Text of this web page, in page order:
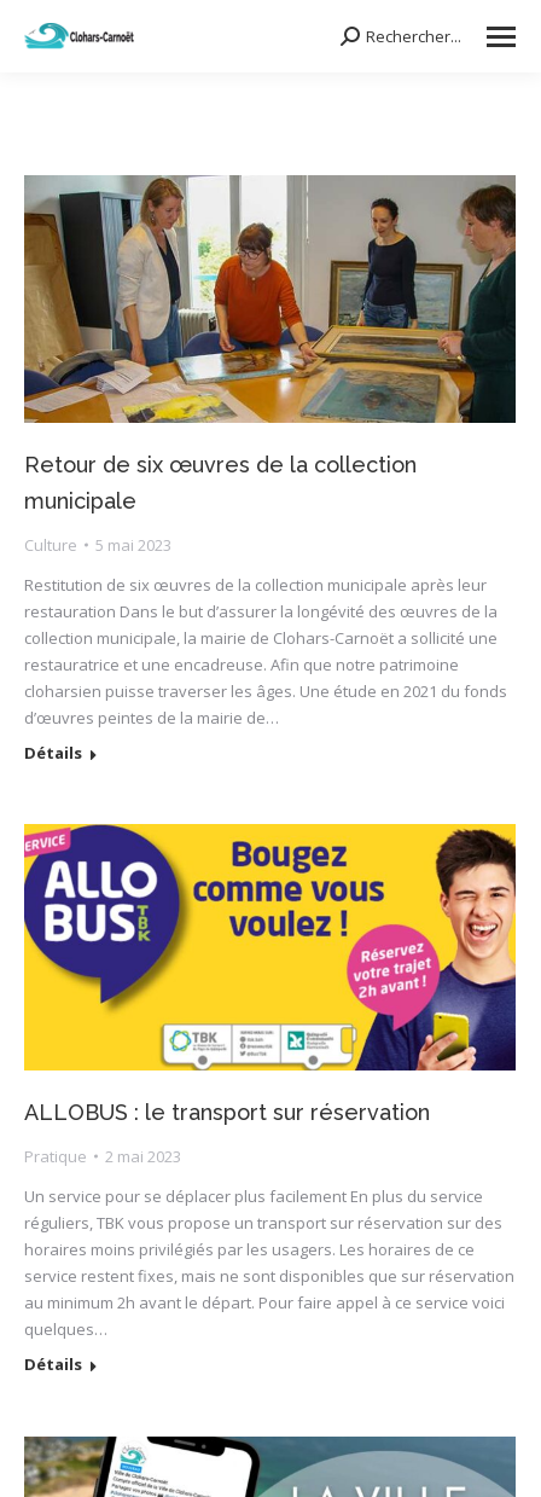
Search:Rechercher...
Retour de six œuvres de la collection
municipale
Culture
5 mai 2023
Restitution de six œuvres de la collection municipale après leur
restauration Dans le but d’assurer la longévité des œuvres de la
collection municipale, la mairie de Clohars-Carnoët a sollicité une
restauratrice et une encadreuse. Afin que notre patrimoine
cloharsien puisse traverser les âges. Une étude en 2021 du fonds
d’œuvres peintes de la mairie de…
Détails
ALLOBUS : le transport sur réservation
Pratique
2 mai 2023
Un service pour se déplacer plus facilement En plus du service
réguliers, TBK vous propose un transport sur réservation sur des
horaires moins privilégiés par les usagers. Les horaires de ce
service restent fixes, mais ne sont disponibles que sur réservation
au minimum 2h avant le départ. Pour faire appel à ce service voici
quelques…
Détails